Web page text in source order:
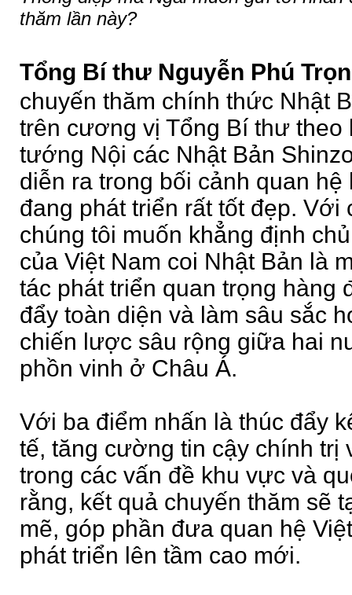
thăm lần này?
Tổng Bí thư Nguyễn Phú
chuyến thăm chính thức Nhật
trên cương vị Tổng Bí thư theo
tướng Nội các Nhật Bản
diễn ra trong bối cảnh quan
đang phát triển rất tốt đẹp. Với
chúng tôi muốn khẳng định
của Việt Nam coi Nhật Bản là
tác phát triển quan trọng hàng
đẩy toàn diện và làm sâu sắc
chiến lược sâu rộng giữa hai
phồn vinh ở Châu Á.
Với ba điểm nhấn là thúc đẩy
tế, tăng cường tin cậy chính trị
trong các vấn đề khu vực và
rằng, kết quả chuyến thăm sẽ
mẽ, góp phần đưa quan hệ
phát triển lên tầm cao mới.